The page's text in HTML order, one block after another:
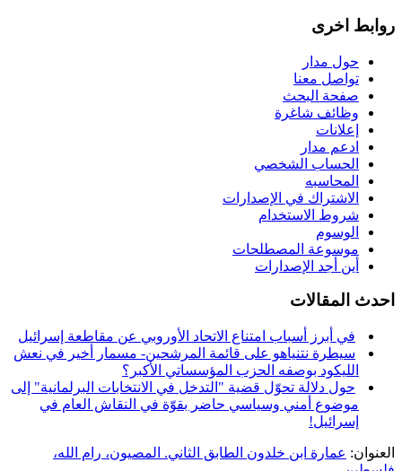
روابط اخرى
حول مدار
تواصل معنا
صفحة البحث
وظائف شاغرة
إعلانات
ادعم مدار
الحساب الشخصي
المحاسبه
الاشتراك في الإصدارات
شروط الاستخدام
الوسوم
موسوعة المصطلحات
أين أجد الإصدارات
احدث المقالات
في أبرز أسباب امتناع الاتحاد الأوروبي عن مقاطعة إسرائيل
سيطرة نتنياهو على قائمة المرشحين- مسمار أخير في نعش
الليكود بوصفه الحزب المؤسساتي الأكبر؟
حول دلالة تحوّل قضية "التدخل في الانتخابات البرلمانية" إلى
موضوع أمني وسياسي حاضر بقوّة في النقاش العام في
إسرائيل!
العنوان: عمارة ابن خلدون الطابق الثاني. المصيون، رام الله،